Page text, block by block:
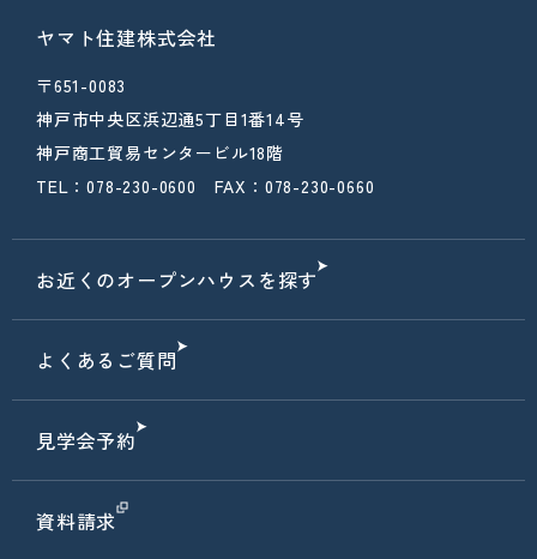
ヤマト住建株式会社
〒651-0083
神戸市中央区浜辺通5丁目1番14号
神戸商工貿易センタービル18階
TEL：078-230-0600 FAX：078-230-0660
お近くのオープンハウスを探す
よくあるご質問
見学会予約
資料請求